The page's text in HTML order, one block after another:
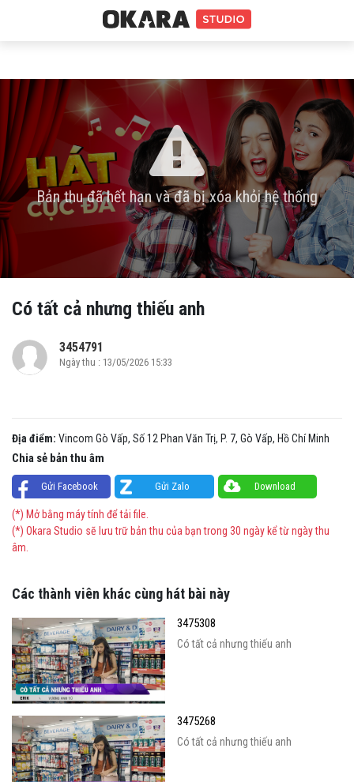
Bản thu đã hết hạn và đã bị xóa khỏi hệ thống
Có tất cả nhưng thiếu anh
3454791
Ngày thu : 13/05/2026 15:33
Địa điểm: Vincom Gò Vấp, Số 12 Phan Văn Trị, P. 7, Gò Vấp, Hồ Chí Minh
Chia sẻ bản thu âm
Gửi Facebook Gửi Zalo Download
(*) Mở bằng máy tính để tải file.
(*) Okara Studio sẽ lưu trữ bản thu của bạn trong 30 ngày kể từ ngày thu
âm.
Các thành viên khác cùng hát bài này
3475308
Có tất cả nhưng thiếu anh
3475268
Có tất cả nhưng thiếu anh